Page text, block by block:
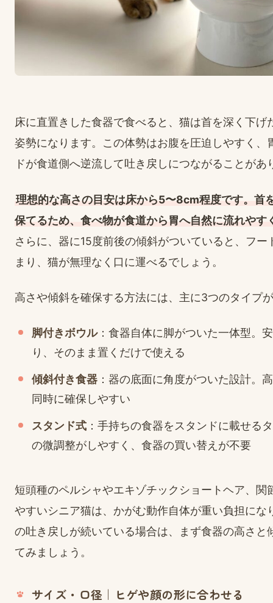
床に直置きした食器で食べると、猫は首を深く下げ
姿勢になります。この体勢はお腹を圧迫しやすく、
ドが食道側へ逆流して吐き戻しにつながることがあ
理想的な高さの目安は床から5〜8cm程度です。首
保てるため、食べ物が食道から胃へ自然に流れやす
さらに、器に15度前後の傾斜がついていると、フー
まり、猫が無理なく口に運べるでしょう。
高さや傾斜を確保する方法には、主に3つのタイプ
脚付きボウル：食器自体に脚がついた一体型。
り、そのまま置くだけで使える
傾斜付き食器 ：器の底面に角度がついた設計。
同時に確保しやすい
スタンド式 ：手持ちの食器をスタンドに載せる
の微調整がしやすく、食器の買い替えが不要
短頭種のペルシャやエキゾチックショートヘア、関
やすいシニア猫は、かがむ動作自体が重い負担にな
の吐き戻しが続いている場合は、まず食器の高さと
てみましょう。
サイズ・口径｜ヒゲや顔の形に合わせる